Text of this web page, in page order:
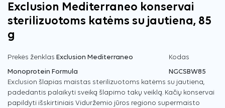
Exclusion Mediterraneo konservai
sterilizuotoms katėms su jautiena, 85
g
Prekės ženklas Exclusion Mediterraneo
Monoprotein Formula
Kodas
NGCSBW85
Exclusion šlapias maistas sterilizuotoms katėms su jautiena,
padedantis palaikyti sveiką šlapimo takų veiklą. Kačių konservai
papildyti išskirtiniais Viduržemio jūros regiono supermaisto